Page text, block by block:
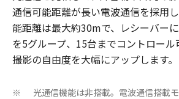
通信可能距離が長い電波通信を採用
能距離は最大約30mで、レシーバー
を5グループ、15台までコントロー
撮影の自由度を大幅にアップします。
※
光通信機能は非搭載。電波通信搭載